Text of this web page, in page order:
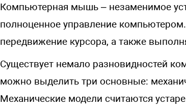
Компьютерная мышь – незаменимое
полноценное управление
передвижение курсора, а также
Существует немало разновидностей
можно выделить три основные:
Механические модели считаются